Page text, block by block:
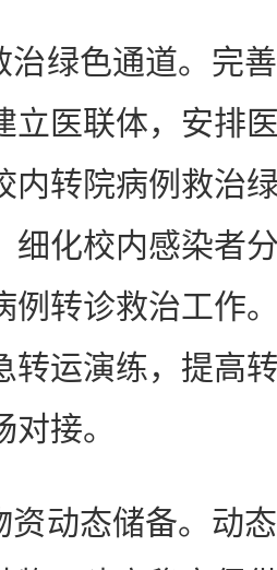
色通道。完善
立医联体，安排
内转院病例救治
细化校内感染者
例转诊救治工作
转运演练，提高
接。
态储备。动态